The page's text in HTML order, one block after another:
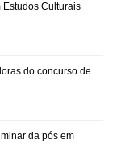
Estudos Culturais
do concurso de
da pós em